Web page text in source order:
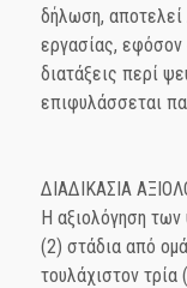
δήλωση, αποτελεί
εργασίας, εφόσον
διατάξεις περί
επιφυλάσσεται
ΔΙΑΔΙΚΑΣΙΑ
Η αξιολόγηση
(2) στάδια από
τουλάχιστον